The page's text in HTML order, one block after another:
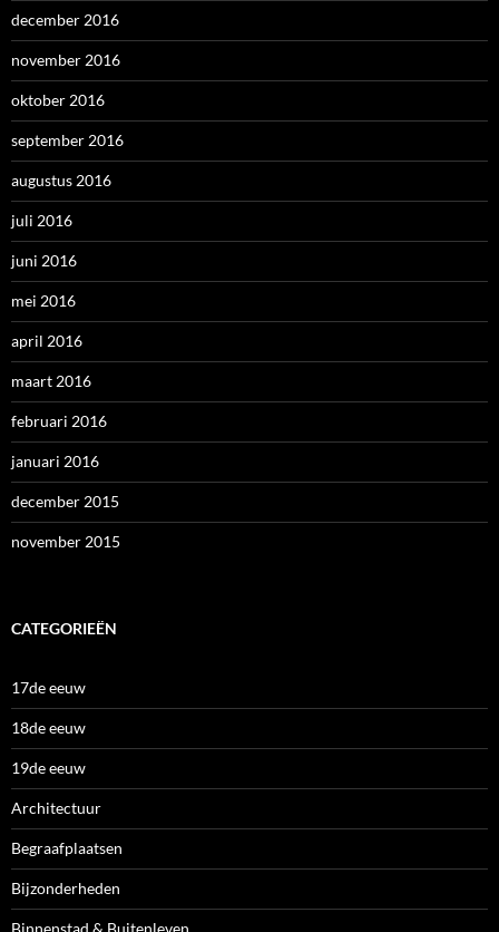
december 2016
november 2016
oktober 2016
september 2016
augustus 2016
juli 2016
juni 2016
mei 2016
april 2016
maart 2016
februari 2016
januari 2016
december 2015
november 2015
CATEGORIEËN
17de eeuw
18de eeuw
19de eeuw
Architectuur
Begraafplaatsen
Bijzonderheden